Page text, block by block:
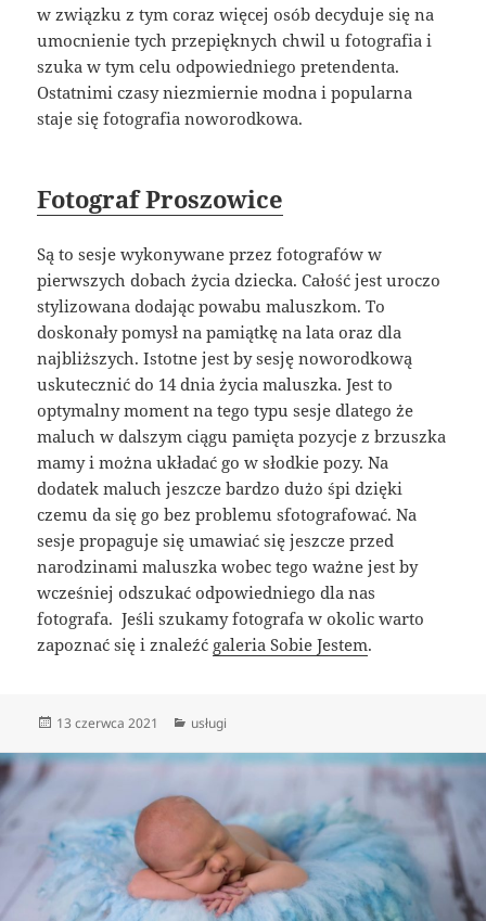
w związku z tym coraz więcej osób decyduje się na
umocnienie tych przepięknych chwil u fotografia i
szuka w tym celu odpowiedniego pretendenta.
Ostatnimi czasy niezmiernie modna i popularna
staje się fotografia noworodkowa.
Fotograf Proszowice
Są to sesje wykonywane przez fotografów w
pierwszych dobach życia dziecka. Całość jest uroczo
stylizowana dodając powabu maluszkom. To
doskonały pomysł na pamiątkę na lata oraz dla
najbliższych. Istotne jest by sesję noworodkową
uskutecznić do 14 dnia życia maluszka. Jest to
optymalny moment na tego typu sesje dlatego że
maluch w dalszym ciągu pamięta pozycje z brzuszka
mamy i można układać go w słodkie pozy. Na
dodatek maluch jeszcze bardzo dużo śpi dzięki
czemu da się go bez problemu sfotografować. Na
sesje propaguje się umawiać się jeszcze przed
narodzinami maluszka wobec tego ważne jest by
wcześniej odszukać odpowiedniego dla nas
fotografa. Jeśli szukamy fotografa w okolic warto
zapoznać się i znaleźć galeria Sobie Jestem.
Data
13 czerwca 2021 Kategorie
usługi